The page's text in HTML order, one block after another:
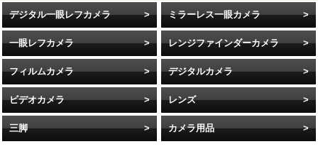
デジタル一眼レフカメラ ミラーレス一眼カメラ
一眼レフカメラ レンジファインダーカメラ
フィルムカメラ デジタルカメラ
ビデオカメラ レンズ
三脚 カメラ用品